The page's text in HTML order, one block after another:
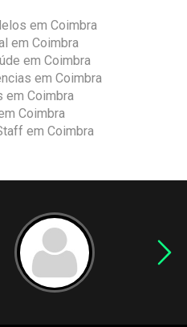
em Coimbra
em Coimbra
em Coimbra
em Coimbra
em Coimbra
Coimbra
em Coimbra